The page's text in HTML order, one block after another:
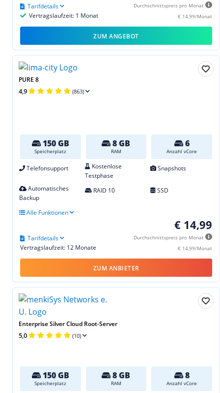
Durchschnittspreis pro Monat
€ 14,99/Monat
Vertragslaufzeit: 1 Monat
Tarifdetails
ZUM ANGEBOT
PURE 8
4,9 (863)
150 GB
Speicherplatz
8 GB
RAM
6
Anzahl vCore
Telefonsupport
Kostenlose
Testphase
Snapshots
Automatisches
Backup
RAID 10 SSD
Alle Funktionen
€ 14,99
Durchschnittspreis pro Monat
€ 14,99/Monat
Vertragslaufzeit: 12 Monate
Tarifdetails
ZUM ANBIETER
Enterprise Silver Cloud Root-Server
5,0 (10)
150 GB
Speicherplatz
8 GB
RAM
8
Anzahl vCore